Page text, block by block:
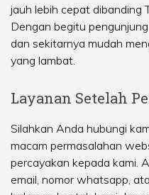
jauh lebih cepat dibanding
Dengan begitu
dan sekitarnya mudah
yang lambat.
Layanan Setelah
Silahkan Anda hubungi
macam permasalahan
percayakan kepada kami.
email, nomor whatsapp,